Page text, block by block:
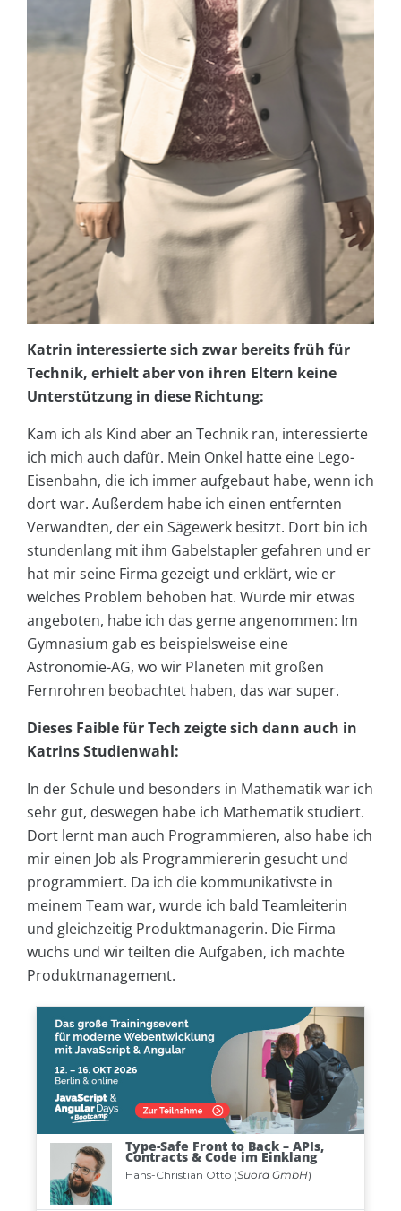
Katrin interessierte sich zwar bereits früh für
Technik, erhielt aber von ihren Eltern keine
Unterstützung in diese Richtung:
Kam ich als Kind aber an Technik ran, interessierte
ich mich auch dafür. Mein Onkel hatte eine Lego-
Eisenbahn, die ich immer aufgebaut habe, wenn ich
dort war. Außerdem habe ich einen entfernten
Verwandten, der ein Sägewerk besitzt. Dort bin ich
stundenlang mit ihm Gabelstapler gefahren und er
hat mir seine Firma gezeigt und erklärt, wie er
welches Problem behoben hat. Wurde mir etwas
angeboten, habe ich das gerne angenommen: Im
Gymnasium gab es beispielsweise eine
Astronomie-AG, wo wir Planeten mit großen
Fernrohren beobachtet haben, das war super.
Dieses Faible für Tech zeigte sich dann auch in
Katrins Studienwahl:
In der Schule und besonders in Mathematik war ich
sehr gut, deswegen habe ich Mathematik studiert.
Dort lernt man auch Programmieren, also habe ich
mir einen Job als Programmiererin gesucht und
programmiert. Da ich die kommunikativste in
meinem Team war, wurde ich bald Teamleiterin
und gleichzeitig Produktmanagerin. Die Firma
wuchs und wir teilten die Aufgaben, ich machte
Produktmanagement.